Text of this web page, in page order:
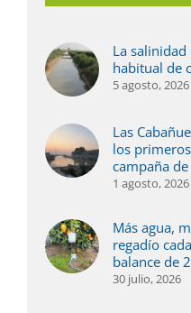
La
habitual de
5 agosto, 2026
Las
los
campaña
1 agosto, 2026
Más agua,
regadío
balance de
30 julio, 2026